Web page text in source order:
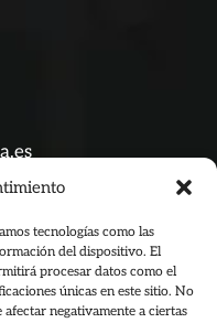
tecnologías como las
del dispositivo. El
procesar datos como el
únicas en este sitio. No
negativamente a ciertas